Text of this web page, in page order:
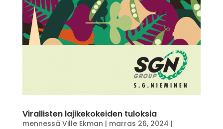
Virallisten lajikekokeiden tuloksia
mennessä Ville Ekman | marras 26, 2024 |